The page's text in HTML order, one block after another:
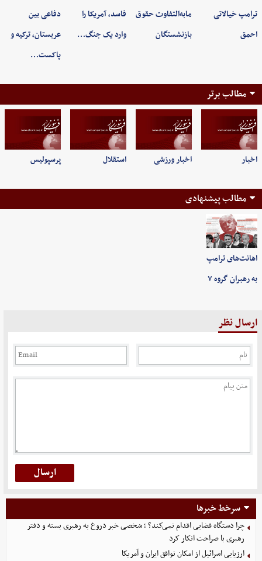
ترامپ خیالاتی
احمق
مابه‌التفاوت حقوق
بازنشستگان
فاسد، آمریکا را
وارد یک جنگ…
دفاعی بین
عربستان، ترکیه و
پاکست…
مطالب برتر
اخبار اخبار ورزشی استقلال پرسپولیس
مطالب پیشنهادی
اهانت‌های ترامپ
به رهبران گروه ۷
ارسال نظر
سرخط خبرها
چرا دستگاه قضایی اقدام نمی‌کند؟ ؛ شخصی خبر دروغ به رهبری بسته و دفتر
رهبری با صراحت انکار کرد
ارزیابی اسرائیل از امکان توافق ایران و آمریکا